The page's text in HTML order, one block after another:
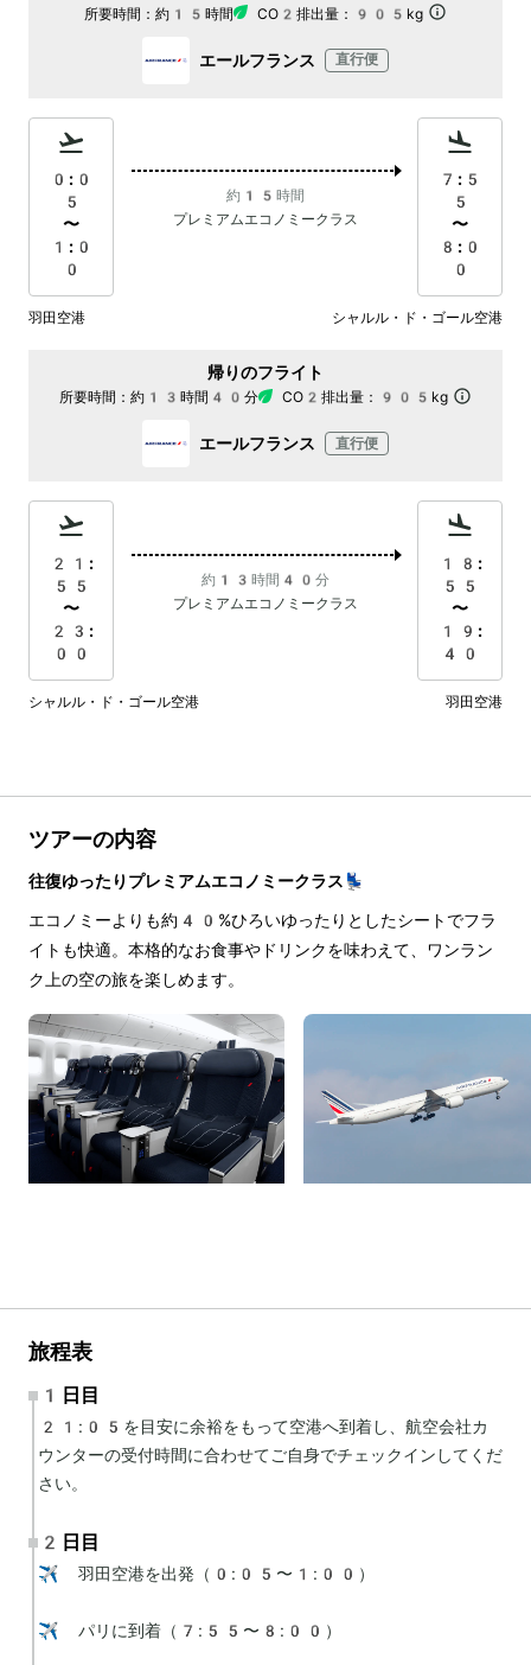
所要時間： 約15時間 CO2排出量： 905kg
エールフランス 直行便
0:0
5
〜
1:0
0
約15時間
プレミアムエコノミークラス
7:5
5
〜
8:0
0
羽田空港 シャルル・ド・ゴール空港
帰りのフライト
所要時間： 約13時間40分 CO2排出量： 905kg
エールフランス 直行便
21:
55
〜
23:
00
約13時間40分
プレミアムエコノミークラス
18:
55
〜
19:
40
シャルル・ド・ゴール空港 羽田空港
ツアーの内容
往復ゆったりプレミアムエコノミークラス💺
エコノミーよりも約40%ひろいゆったりとしたシートでフラ
イトも快適。本格的なお食事やドリンクを味わえて、ワンラン
ク上の空の旅を楽しめます。
旅程表
1日目
21:05を目安に余裕をもって空港へ到着し、航空会社カ
ウンターの受付時間に合わせてご自身でチェックインしてくだ
さい。
2日目
✈️ 羽田空港を出発（0:05〜1:00）
✈️ パリに到着（7:55〜8:00）